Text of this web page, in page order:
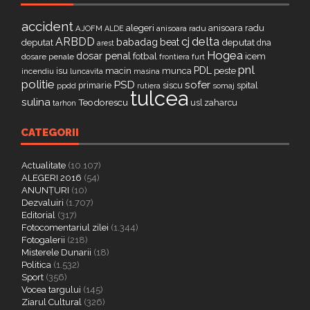
accident AJOFM ALDE alegeri anisoara radu anisoara radu
deputat ARBDD arest babadag beatcj delta deputat dna
dosare penale dosar penal fotbal frontiera furt Hogea icem
incendiu isu luncavita macin masina munca PDL peste pnl
politie ppdd primarie PSD rutiera siscu sofer somaj spital
sulina tarhon Teodorescu tulcea usl zaharcu
CATEGORII
Actualitate (10.107)
ALEGERI 2016 (54)
ANUNȚURI (10)
Dezvaluiri (1.707)
Editorial (317)
Fotocomentariul zilei (1.344)
Fotogalerii (218)
Misterele Dunarii (18)
Politica (1.532)
Sport (356)
Vocea targului (145)
Ziarul Cultural (326)